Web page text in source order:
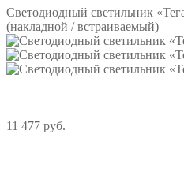
Светодиодный светильник
(накладной / встраиваемый)
11 477 руб.